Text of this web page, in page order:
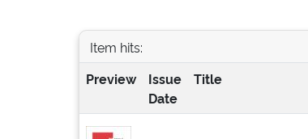
Item hits:
Preview
Issue
Date
Title